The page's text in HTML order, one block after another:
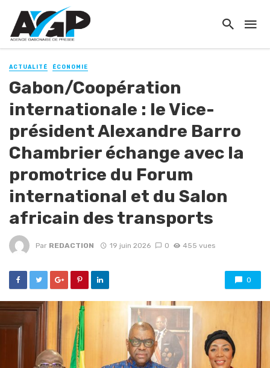
ACTUALITÉ ÉCONOMIE
Gabon/Coopération
internationale : le Vice-
président Alexandre Barro
Chambrier échange avec la
promotrice du Forum
international et du Salon
africain des transports
Par REDACTION 19 juin 2026 0 455 vues
0